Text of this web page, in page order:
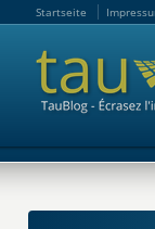
Startseite
Startseite